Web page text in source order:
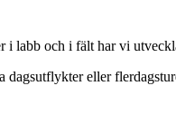
i labb och i fält har vi
dagsutflykter eller